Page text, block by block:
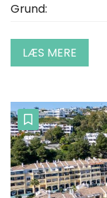
Grund:
LÆS MERE